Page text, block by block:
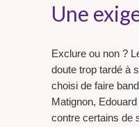
Une
Exclure ou non ?
doute trop tardé à
choisi de faire
Matignon,
contre certains de